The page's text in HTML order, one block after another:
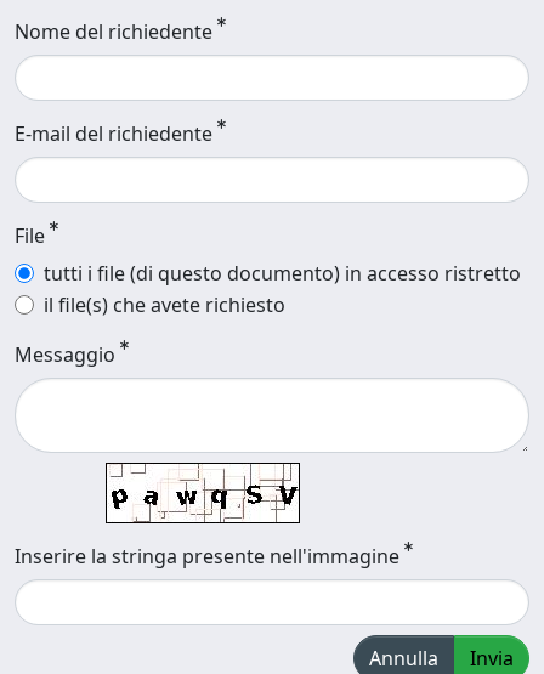
Nome del richiedente
E-mail del richiedente
File
tutti i file (di questo documento) in accesso ristretto
il file(s) che avete richiesto
Messaggio
Inserire la stringa presente nell'immagine
Annulla Invia